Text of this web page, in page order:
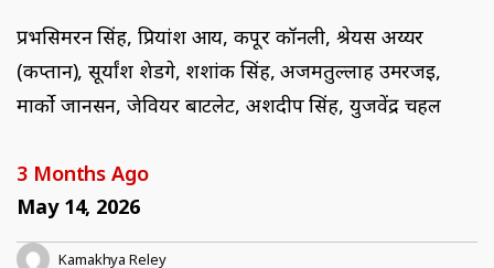
प्रभसिमरन सिंह, प्रियांश आर्य, कपूर कॉनली, श्रेयस अय्यर
(कप्तान), सूर्यांश शेडगे, शशांक सिंह, अजमतुल्लाह उमरजई,
मार्को जानसन, जेवियर बार्टलेट, अर्शदीप सिंह, युजवेंद्र चहल
3 Months Ago
May 14, 2026
Kamakhya Reley